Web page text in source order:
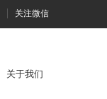
关注微信
关于我们